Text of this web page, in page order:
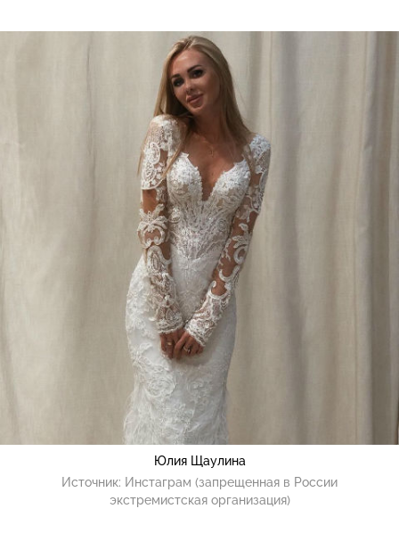
Юлия Щаулина
Источник: Инстаграм (запрещенная в России
экстремистская организация)